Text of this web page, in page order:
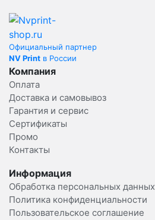
Официальный партнер
NV Print в России
Компания
Оплата
Доставка и самовывоз
Гарантия и сервис
Сертификаты
Промо
Контакты
Информация
Обработка персональных данных
Политика конфиденциальности
Пользовательское соглашение